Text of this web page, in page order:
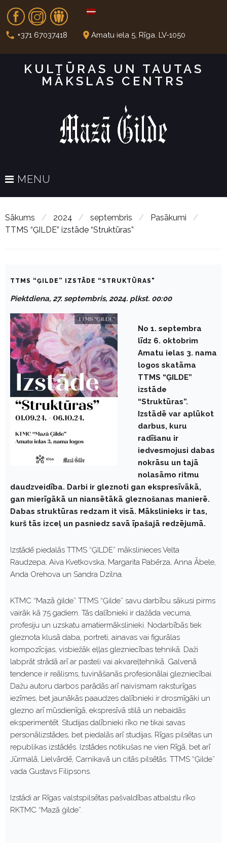
t
Fb In Dr
call +371 67037418 place Amatu iela 5, Rīga. LV-1050
KULTŪRAS UN TAUTAS
MĀKSLAS CENTRS
MENU
Sākums / 2024 / septembris / Pasākumi
/
TTMS “ĢILDE” izstāde “Struktūras”
TTMS “ĢILDE” IZSTĀDE “STRUKTŪRAS"
Piektdiena, 27. septembris, 2024. plkst. 00:00
No 1. septembra
līdz 6. oktobrim
Amatu ielas 3. nama
logos skatāma
TTMS “ĢILDE”
izstāde
“Struktūras”.
Izstādē var aplūkot
darbus, kuru
radīšanu ir
iedvesmojusi dabas
nokrāsu un tajā
nolasāmo ritmu
daudzveidība. Darbi ir gleznoti gan ekspresīvākā,
gan mierīgākā un niansētākā gleznošanas manierē.
Dabas struktūras redzam it visā. Mākslinieks ir tas,
kurš tās izceļ un pasniedz savā īpašajā redzējumā.
Izstādē piedalās TTMS “ĢILDE” mākslinieces Velta
Raudzepa, Aiva Kvetkovska, Margarita Pabērza, Anna Ābele,
Anda Orehova un Sandra Dzilna.
KTMC “Mazā ģilde” TTMS “Ģilde” savu darbību sākusi pirms
vairāk kā 75 gadiem. Tās dalībnieki ir dažāda vecuma,
profesiju un uzskatu amatiermākslinieki. Nodarbībās tiek
gleznota klusā daba, portreti, ainavas vai figurālas
kompozīcijas, visbiežāk eļļas glezniecības tehnikā. Daži
labprāt strādā arī ar pasteli vai akvareļtehnikā. Galvenā
tendence ir reālisms, tuvināšanās profesionālai glezniecībai.
Dažu autoru darbos parādās arī naivismam raksturīgas
iezīmes, bet jaunākās paaudzes dalībnieki ir drosmīgāki un
glezno arī mūsdienīgā, ekspresīvā stilā un nebaidās
eksperimentēt. Studijas dalībnieki rīko ne tikai savas
personālizstādes, bet piedalās arī studijas, Rīgas pilsētas un
republikas izstādēs. Izstādes notikušas ne vien Rīgā, bet arī
Jūrmalā, Lielvārdē, Carnikavā un citās pilsētās. TTMS “Ģilde”
vada Gustavs Filipsons.
Izstādi ar Rīgas valstspilsētas pašvaldības atbalstu rīko
RKTMC “Mazā ģilde”.